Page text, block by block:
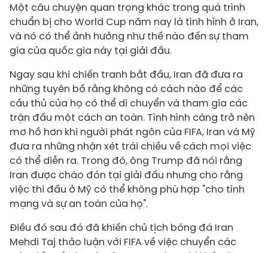
Một câu chuyện quan trọng khác trong quá trình
chuẩn bị cho World Cup năm nay là tình hình ở Iran,
và nó có thể ảnh hưởng như thế nào đến sự tham
gia của quốc gia này tại giải đấu.
Ngay sau khi chiến tranh bắt đầu, Iran đã đưa ra
những tuyên bố rằng không có cách nào để các
cầu thủ của họ có thể di chuyển và tham gia các
trận đấu một cách an toàn. Tình hình càng trở nên
mơ hồ hơn khi người phát ngôn của FIFA, Iran và Mỹ
đưa ra những nhận xét trái chiều về cách mọi việc
có thể diễn ra. Trong đó, ông Trump đã nói rằng
Iran được chào đón tại giải đấu nhưng cho rằng
việc thi đấu ở Mỹ có thể không phù hợp "cho tính
mạng và sự an toàn của họ".
Điều đó sau đó đã khiến chủ tịch bóng đá Iran
Mehdi Taj thảo luận với FIFA về việc chuyển các